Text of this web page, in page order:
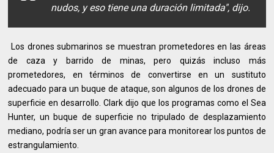
nudos, y eso tiene una duración limitada", dijo.
Los drones submarinos se muestran prometedores en las áreas
de caza y barrido de minas, pero quizás incluso más
prometedores, en términos de convertirse en un sustituto
adecuado para un buque de ataque, son algunos de los drones de
superficie en desarrollo. Clark dijo que los programas como el Sea
Hunter, un buque de superficie no tripulado de desplazamiento
mediano, podría ser un gran avance para monitorear los puntos de
estrangulamiento.